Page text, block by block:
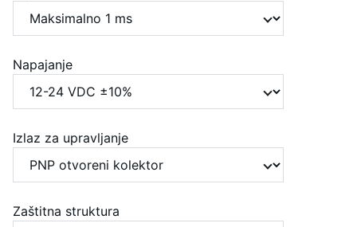
Napajanje
Izlaz za upravljanje
Zaštitna struktura